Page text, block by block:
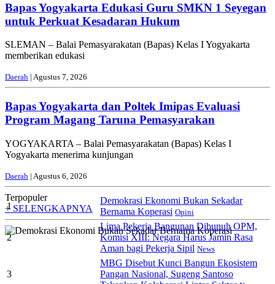
Bapas Yogyakarta Edukasi Guru SMKN 1 Seyegan
untuk Perkuat Kesadaran Hukum
SLEMAN – Balai Pemasyarakatan (Bapas) Kelas I Yogyakarta
memberikan edukasi
Daerah | Agustus 7, 2026
Bapas Yogyakarta dan Poltek Imipas Evaluasi
Program Magang Taruna Pemasyarakan
YOGYAKARTA – Balai Pemasyarakatan (Bapas) Kelas I
Yogyakarta menerima kunjungan
Daerah | Agustus 6, 2026
Terpopuler
+ SELENGKAPNYA
1
Demokrasi Ekonomi Bukan Sekadar
Bernama Koperasi Opini
2
Lima Pekerja Bangunan Dibunuh OPM,
Komisi XIII: Negara Harus Jamin Rasa
Aman bagi Pekerja Sipil News
3
MBG Disebut Kunci Bangun Ekosistem
Pangan Nasional, Sugeng Santoso